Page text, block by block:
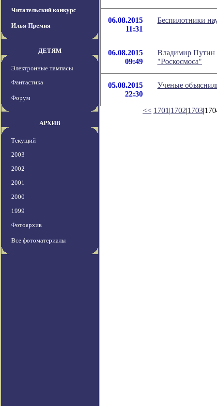
Читательский конкурс
Илья-Премия
ДЕТЯМ
Электронные пампасы
Фантастика
Форум
АРХИВ
Текущий
2003
2002
2001
2000
1999
Фотоархив
Все фотоматериалы
06.08.2015
11:31
Беспилотники
06.08.2015
09:49
Владимир Путин
"Роскосмоса"
05.08.2015
22:30
Ученые
<< 1701 |1702|1703